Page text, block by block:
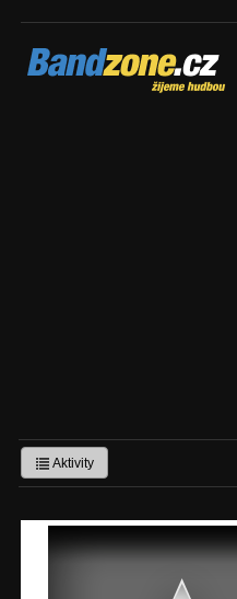
Bandzone.cz
žijeme hudbou
Aktivity